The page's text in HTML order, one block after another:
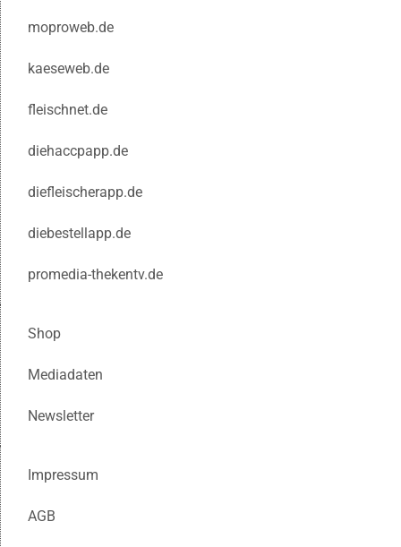
moproweb.de
kaeseweb.de
fleischnet.de
diehaccpapp.de
diefleischerapp.de
diebestellapp.de
promedia-thekentv.de
Shop
Mediadaten
Newsletter
Impressum
AGB